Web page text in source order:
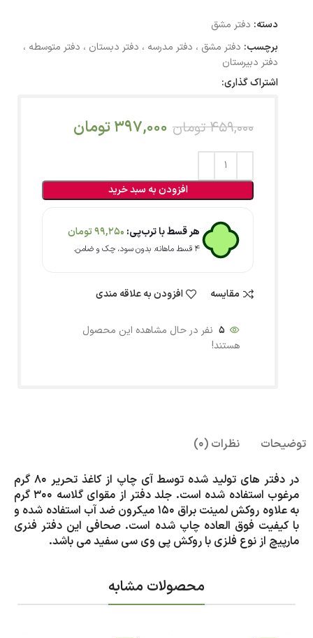
دسته: دفتر مشق
برچسب: دفتر مشق ، دفتر مدرسه ، دفتر دبستان ، دفتر متوسطه ،
دفتر دبیرستان
اشتراک گذاری:
459,000 تومان 397,000تومان
افزودن به سبد خرید
هر قسط با ترب‌پی: 99,250تومان
۴ قسط ماهانه. بدون سود، چک و ضامن.
مقایسه افزودن به علاقه مندی
5 نفر در حال مشاهده این محصول
هستند!
توضیحات نظرات (0)
در دفتر های تولید شده توسط آی چاپ از کاغذ تحریر 80 گرم
مرغوب استفاده شده است. جلد دفتر از مقوای گلاسه 300 گرم
به علاوه روکش لمینت براق 150 میکرون ضد آب استفاده شده و
با کیفیت فوق العاده چاپ شده است. صحافی این دفتر فنری
مارپیچ از نوع فلزی با روکش پی وی سی سفید می باشد.
محصولات مشابه